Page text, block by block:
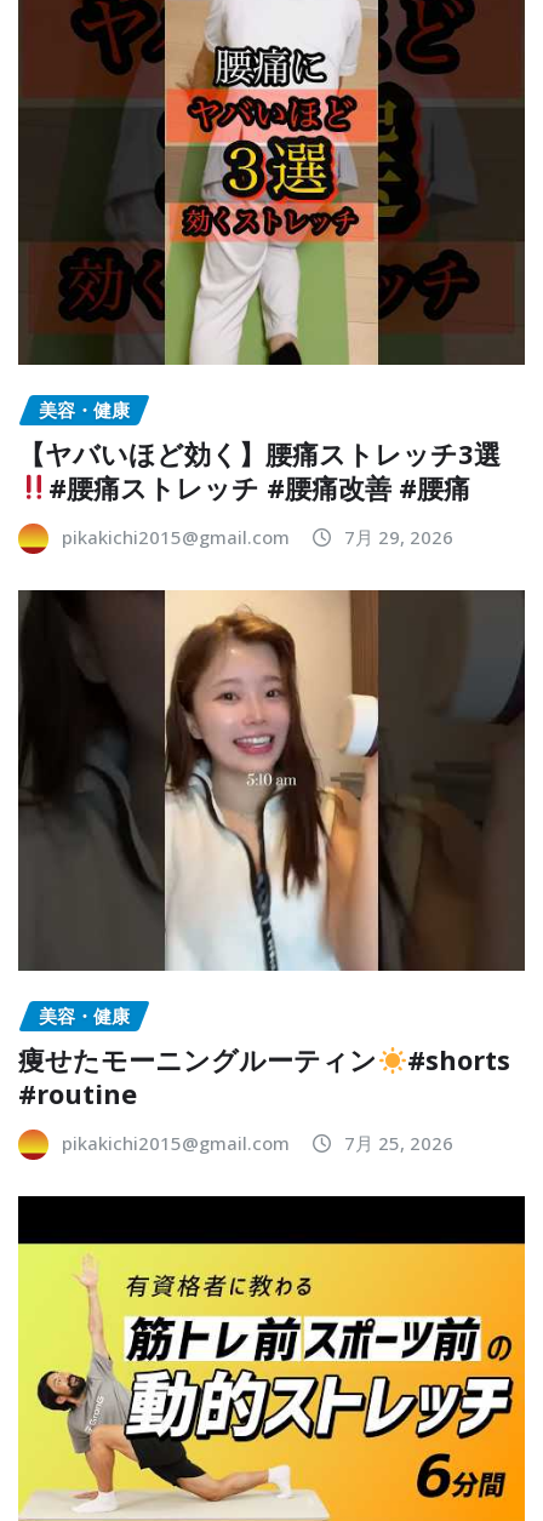
美容・健康
【ヤバいほど効く】腰痛ストレッチ3選
#腰痛ストレッチ #腰痛改善 #腰痛
pikakichi2015@gmail.com 7月 29, 2026
美容・健康
痩せたモーニングルーティン
#shorts
#routine
pikakichi2015@gmail.com 7月 25, 2026